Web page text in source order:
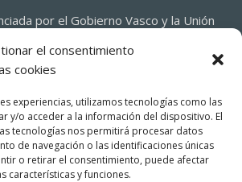
el consentimiento
cookies
experiencias, utilizamos tecnologías como las
y/o acceder a la información del dispositivo. El
tecnologías nos permitirá procesar datos
de navegación o las identificaciones únicas
o retirar el consentimiento, puede afectar
características y funciones.
por el Gobierno Vasco y la Unión
(FEDER)